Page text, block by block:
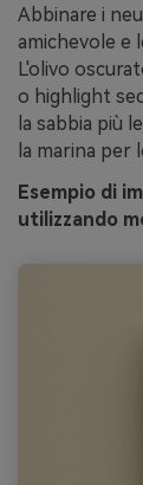
Abbinare i
amichevole e
L'olivo
o highlight
la sabbia più
la marina per
Esempio di
utilizzando